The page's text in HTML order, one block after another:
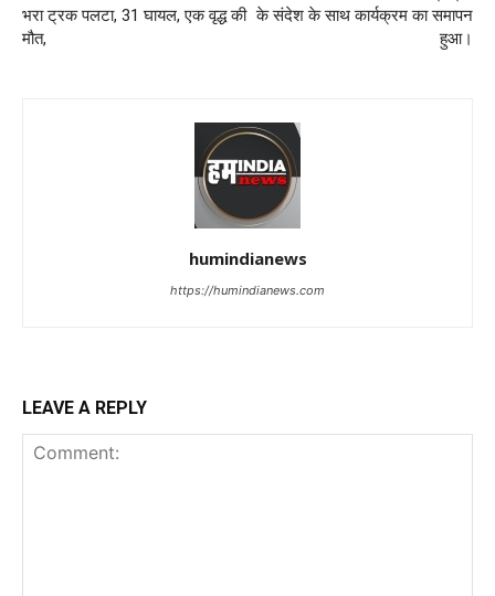
भरा ट्रक पलटा, 31 घायल, एक वृद्ध की
मौत,
के संदेश के साथ कार्यक्रम का समापन
हुआ।
humindianews
https://humindianews.com
LEAVE A REPLY